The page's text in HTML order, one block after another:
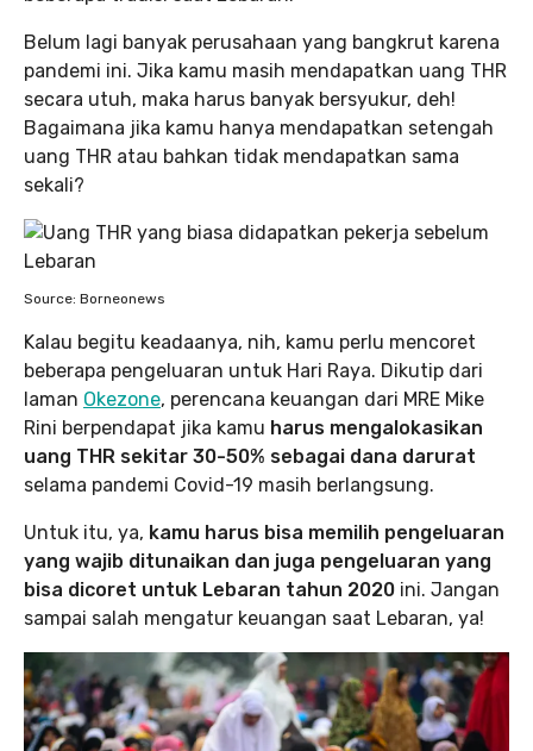
Belum lagi banyak perusahaan yang bangkrut karena
pandemi ini. Jika kamu masih mendapatkan uang THR
secara utuh, maka harus banyak bersyukur, deh!
Bagaimana jika kamu hanya mendapatkan setengah
uang THR atau bahkan tidak mendapatkan sama
sekali?
Source: Borneonews
Kalau begitu keadaanya, nih, kamu perlu mencoret
beberapa pengeluaran untuk Hari Raya. Dikutip dari
laman Okezone, perencana keuangan dari MRE Mike
Rini berpendapat jika kamu harus mengalokasikan
uang THR sekitar 30-50% sebagai dana darurat
selama pandemi Covid-19 masih berlangsung.
Untuk itu, ya, kamu harus bisa memilih pengeluaran
yang wajib ditunaikan dan juga pengeluaran yang
bisa dicoret untuk Lebaran tahun 2020 ini. Jangan
sampai salah mengatur keuangan saat Lebaran, ya!